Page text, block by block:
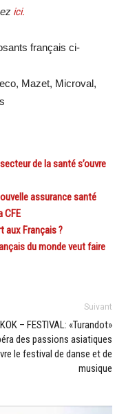
ici.
français ci-
Mazet, Microval,
de la santé s’ouvre
assurance santé
CFE
aux Français ?
du monde veut faire
Suivant
– FESTIVAL: «Turandot»
des passions asiatiques
le festival de danse et de
musique